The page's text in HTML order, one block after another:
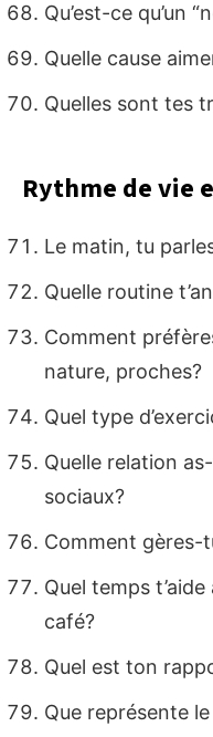
Qu’est-ce qu’un
Quelle cause
Quelles sont tes
Rythme de vie
Le matin, tu
Quelle routine
Comment
nature, proches?
Quel type
Quelle relation
sociaux?
Comment gères-
Quel temps
café?
Quel est ton
Que représente